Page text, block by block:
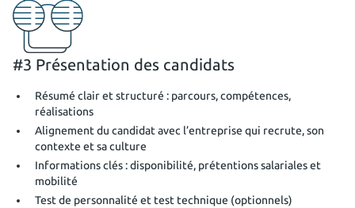
#3 Présentation des candidats
Résumé clair et structuré : parcours, compétences,
réalisations
Alignement du candidat avec l’entreprise qui recrute, son
contexte et sa culture
Informations clés : disponibilité, prétentions salariales et
mobilité
Test de personnalité et test technique (optionnels)